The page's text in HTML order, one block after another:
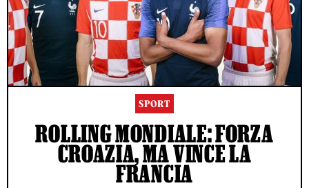
SPORT
ROLLING MONDIALE: FORZA
CROAZIA, MA VINCE LA
FRANCIA